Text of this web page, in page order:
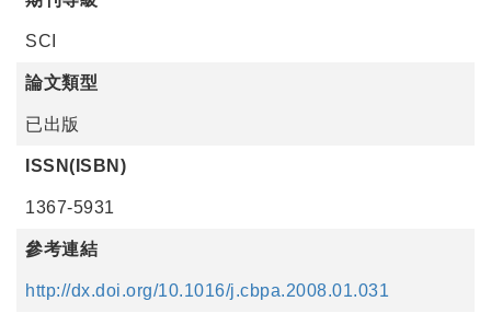
SCI
論文類型
已出版
ISSN(ISBN)
1367-5931
參考連結
http://dx.doi.org/10.1016/j.cbpa.2008.01.031